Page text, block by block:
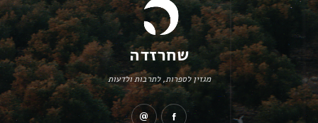
שחרזדה
מגזין לספרות, לתרבות ולדעות